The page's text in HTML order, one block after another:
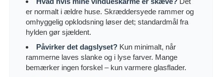
er normalt i ældre huse. Skræddersyede rammer og
omhyggelig opklodsning løser det; standardmål fra
hylden gør sjældent.
Påvirker det dagslyset? Kun minimalt, når
rammerne laves slanke og i lyse farver. Mange
bemærker ingen forskel – kun varmere glasflader.